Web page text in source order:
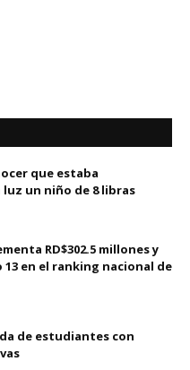
que estaba
luz un niño de 8 libras
RD$302.5 millones y
en el ranking nacional de
de estudiantes con